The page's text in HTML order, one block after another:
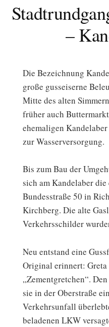
–
Die Bezeichnung
große gusseiserne
Mitte des alten
früher auch
ehemaligen
zur Wasserversorgung.
Bis zum Bau der
sich am Kandelaber
Bundesstraße 50 in
Kirchberg. Die alte
Verkehrsschilder
Neu entstand eine
Original erinnert: Greta
„Zementgretchen“.
sie in der Oberstraße
Verkehrsunfall
beladenen LKW